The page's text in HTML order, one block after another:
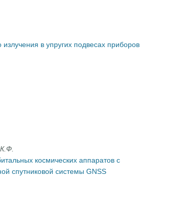
в упругих подвесах приборов
космических аппаратов с
спутниковой системы GNSS